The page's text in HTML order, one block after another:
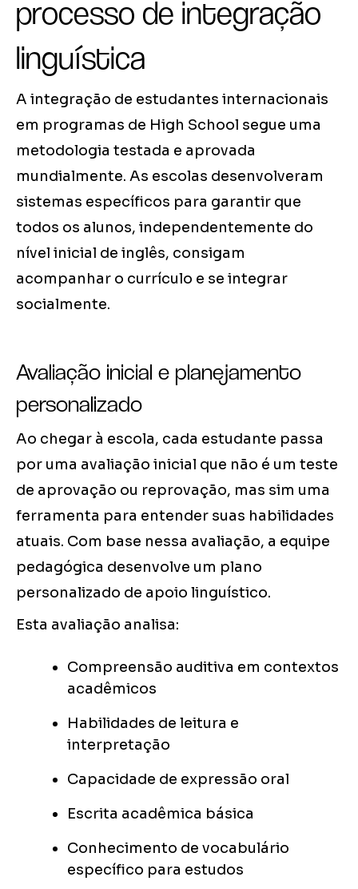
processo de integração
linguística
A integração de estudantes internacionais
em programas de High School segue uma
metodologia testada e aprovada
mundialmente. As escolas desenvolveram
sistemas específicos para garantir que
todos os alunos, independentemente do
nível inicial de inglês, consigam
acompanhar o currículo e se integrar
socialmente.
Avaliação inicial e planejamento
personalizado
Ao chegar à escola, cada estudante passa
por uma avaliação inicial que não é um teste
de aprovação ou reprovação, mas sim uma
ferramenta para entender suas habilidades
atuais. Com base nessa avaliação, a equipe
pedagógica desenvolve um plano
personalizado de apoio linguístico.
Esta avaliação analisa:
Compreensão auditiva em contextos
acadêmicos
Habilidades de leitura e
interpretação
Capacidade de expressão oral
Escrita acadêmica básica
Conhecimento de vocabulário
específico para estudos